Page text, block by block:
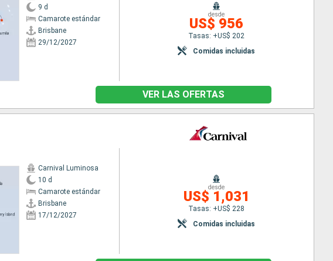
9 d
Camarote estándar
Brisbane
29/12/2027
desde
US$ 956
Tasas: +US$ 202
Comidas incluidas
VER LAS OFERTAS
Carnival Luminosa
10 d
Camarote estándar
Brisbane
17/12/2027
desde
US$ 1,031
Tasas: +US$ 228
Comidas incluidas